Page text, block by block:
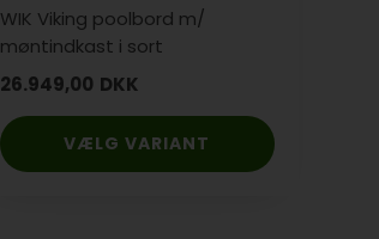
WIK Viking poolbord m/
møntindkast i sort
26.949,00 DKK
VÆLG VARIANT